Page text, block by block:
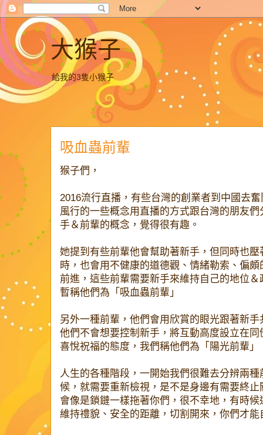
大猴子
給我的3隻小猴子
吸血蟲前輩
猴子們，
2016流行直播，有些台灣的創業者到中國去
風行的一些概念用直播的方式跟台灣的朋友
手＆前輩的概念，覺得很有趣。
她提到有些前輩他會幫助著新手，但同時也
時，也會用不健康的道德觀、情緒勒索、偏
前進，這些前輩需要新手來維持自己的地位
暫稱他們為「吸血蟲前輩」
另外一種前輩，他們會用欣賞的眼光跟著新
他們不會想要控制新手，將互動高度設立在
喜悅祝福的態度，我們稱他們為「陽光前輩」
人生的各種階段，一開始我們很難去分辨兩
候，就需要重新檢視，是不是身邊有需要終
會像是鎖鏈一樣拖著你們，很不幸地，有時
維持禮貌、安全的距離，切割開來，你們才